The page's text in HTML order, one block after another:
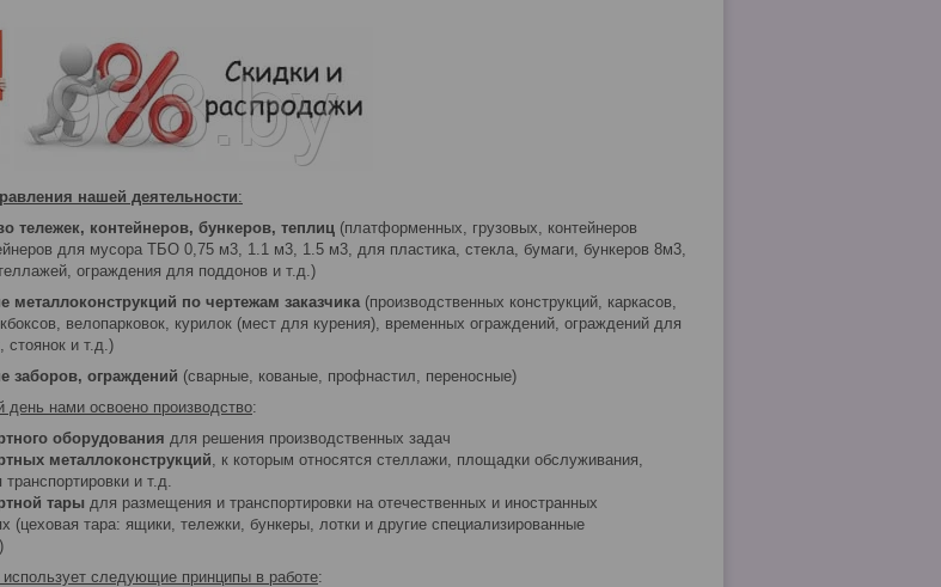
нашей деятельности:
тележек, контейнеров, бункеров, теплиц (платформенных, грузовых, контейнеров
для мусора ТБО 0,75 м3, 1.1 м3, 1.5 м3, для пластика, стекла, бумаги, бункеров 8м3,
ограждения для поддонов и т.д.)
металлоконструкций по чертежам заказчика(производственных конструкций, каркасов,
велопарковок, курилок (мест для курения), временных ограждений, ограждений для
стоянок и т.д.)
заборов, ограждений (сварные, кованые, профнастил, переносные)
день нами освоено производство:
оборудования для решения производственных задач
металлоконструкций, к которым относятся стеллажи, площадки обслуживания,
и т.д.
тары для размещения и транспортировки на отечественных и иностранных
(цеховая тара: ящики, тележки, бункеры, лотки и другие специализированные
следующие принципы в работе: